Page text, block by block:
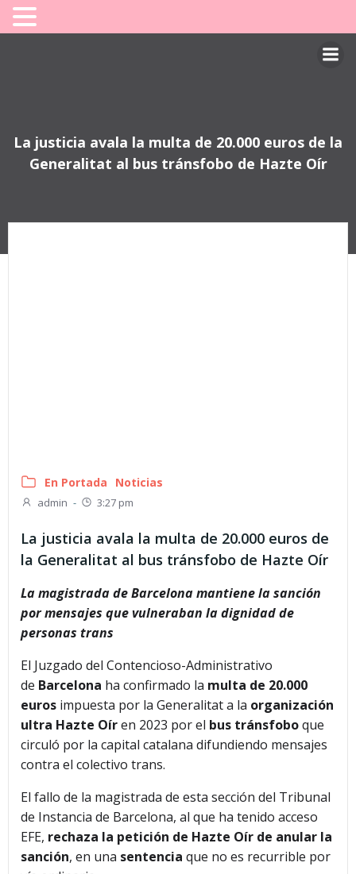
La justicia avala la multa de 20.000 euros de la
Generalitat al bus tránsfobo de Hazte Oír
En Portada Noticias
admin - 3:27 pm
La justicia avala la multa de 20.000 euros de
la Generalitat al bus tránsfobo de Hazte Oír
La magistrada de Barcelona mantiene la sanción
por mensajes que vulneraban la dignidad de
personas trans
El Juzgado del Contencioso-Administrativo
de Barcelona ha confirmado la multa de 20.000
euros impuesta por la Generalitat a la organización
ultra Hazte Oíren 2023 por el bus tránsfoboque
circuló por la capital catalana difundiendo mensajes
contra el colectivo trans.
El fallo de la magistrada de esta sección del Tribunal
de Instancia de Barcelona, al que ha tenido acceso
EFE, rechaza la petición de Hazte Oír de anular la
sanción, en una sentencia que no es recurrible por